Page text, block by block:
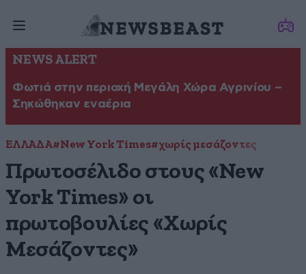
NEWS ALERT
Φωτιά στην περιοχή Μεγάλη Χώρα Αγρινίου –
Σηκώθηκαν εναέρια
ΕΛΛΑΔΑ#New York Times#χωρίς μεσάζοντες
Πρωτοσέλιδο στους «New
York Times» οι
πρωτοβουλίες «Χωρίς
Μεσάζοντες»